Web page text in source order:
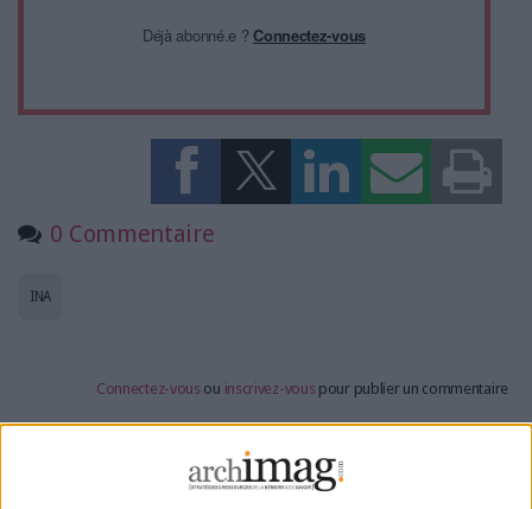
Déjà abonné.e ?Connectez-vous
0 Commentaire
INA
Connectez-vous ou inscrivez-vous pour publier un commentaire
À LIRE SUR ARCHIMAG